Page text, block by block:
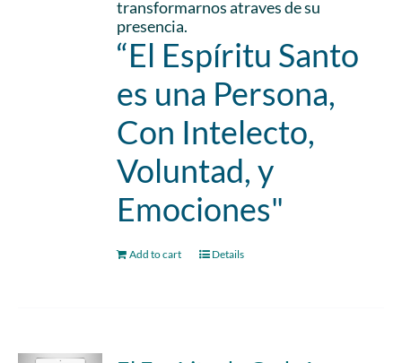
transformarnos atraves de su
presencia.
“El Espíritu Santo
es una Persona,
Con Intelecto,
Voluntad, y
Emociones"
Add to cart Details